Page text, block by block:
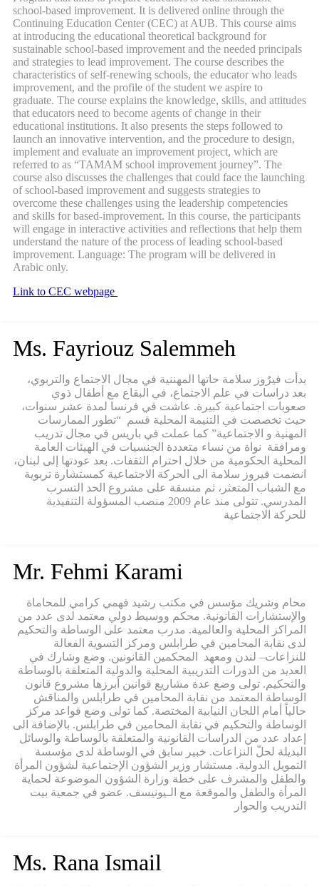
school-based improvement. It is delivered online through the
Continuing Education Center (CEC) at AUB. This course aims
at introducing the educational theoretical background for
sustainable school-based improvement and the needed principals
and strategies to lead improvement. The course describes the
characteristics of self-renewing schools, the educator who leads
improvement, and the profile of the student we aspire to
graduate. The course explains the knowledge, skills, and attitudes
that educators need to become agents of change in their
educational institutions. It also presents the steps followed to
launch an innovative intervention, and the procedure to design,
implement and evaluate an improvement project, which are
referred to as “TAMAM school improvement journey”. The
course also discusses the challenges that could face the launching
of school-based improvement and suggests strategies to
overcome these challenges using the leadership competencies
and skills for based-improvement. In this course, the participants
will engage in interactive activities and reflections that help them
understand the nature of the process of leading school-based
improvement. Language: The program will be delivered in
Arabic only.
Link to CEC webpage
Ms. Fayriouz Salemmeh
بدأت فيرٌوز سلامة حاتها المهننية في مجال الاجتماع والتربوي،
بعد دراسات في علم الاجتماع، في البقاع مع أطفال ذوي
صعوبات اجتماعية كبيرة. عاشت في فرنسا لمدة عشر سنوات،
حيث تخصصت في التنيمة المحلية قسم “تطور الممارسات
المهنية و الاجتماعية” كما عملت في باريس في مجال تدريب
ومرافقة نواة من نساء متعددة الجنسيات في الهيئات العامة
المحلية الحكومية من خلال احترام الثقفات. بعد عودتها إلى لبنان،
انضمت فيروز سلامة الى الحركة الاجتماعية كمستشارة تربوية
مع الشباب المتعثر، ثم منسقة على مشروع الحد التسرب
المدرسي. تتولى منذ عام 2009 منصب المسؤولة التنفيذية
للحركة الاجتماعية
Mr. Fehmi Karami
محام وشريك مؤسس في مكتب رشيد فهمي كرامي للمحاماة
والإستشارات القانونية. محكم ووسيط دولي معتمد لدى عدد من
المراكز المحلية والعالمية. مدرب معتمد على الوساطة والتحكيم
لدى نقابة المحامين في طرابلس ومركز التسوية الفعالة
للنزاعات– لندن ومعهد المحكمين القانونين. وضع وشارك في
العديد من الدورات التدريبية المحلية والدولية المتعلقة بالوساطة
والتحكيم. تولى وضع عدة مشاريع قوانين أبرزها مشروع قانون
الوساطة المعتمد من نقابة المحامين في طرابلس والمناقش
حالياً أمام اللجان النيابية المختصة. كما تولى وضع قواعد مركز
الوساطة والتحكيم في نقابة المحامين في طرابلس. بالإضافة الى
إعداد عدد من الدراسات القانونية والمتعلقة بالوساطة والوسائل
البديلة لحلّ النزاعات. خبير سابق في الوساطة لدى مؤسسة
التمويل الدولية. مستشار وزير الشؤون الإجتماعية لشؤون المرأة
والطفل والمشرف على خطة وزارة الشؤون الموضوعة لحماية
المرأة والطفل والموقعة مع الـيونيسف. عضو في جمعية بيت
التدريب والحوار
Ms. Rana Ismail